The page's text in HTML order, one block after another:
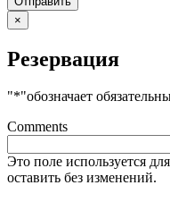
×
Резервация
"*"обозначает
Comments
Это поле используется
оставить без изменений.